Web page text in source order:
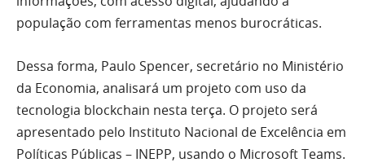
população com ferramentas menos burocráticas.
Dessa forma, Paulo Spencer, secretário no Ministério
da Economia, analisará um projeto com uso da
tecnologia blockchain nesta terça. O projeto será
apresentado pelo Instituto Nacional de Excelência em
Políticas Públicas – INEPP, usando o Microsoft Teams.